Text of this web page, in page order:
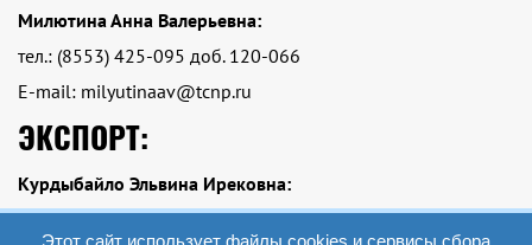
Милютина Анна Валерьевна:
тел.: (8553) 425-095 доб. 120-066
E-mail: milyutinaav@tcnp.ru
ЭКСПОРТ:
Курдыбайло Эльвина Ирековна:
тел.: Тел.: +7 (8553)-425-095 доб. 120-084
Этот сайт использует файлы cookies и сервисы сбора